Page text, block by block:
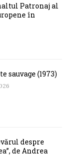
Patronaj al
în
sauvage (1973)
despre
de Andrea